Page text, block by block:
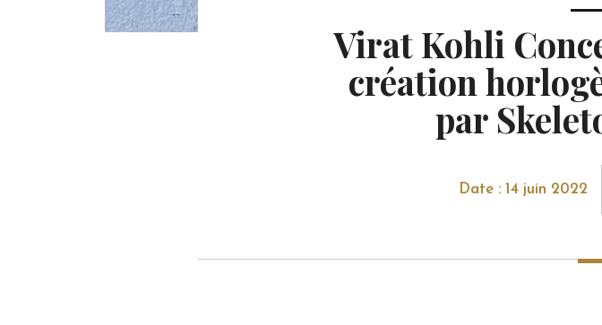
Virat Kohli
création
par
Date : 14 juin 2022